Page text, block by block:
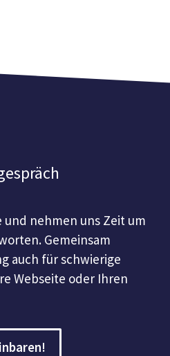
und nehmen uns Zeit um
Gemeinsam
auch für schwierige
Webseite oder Ihren